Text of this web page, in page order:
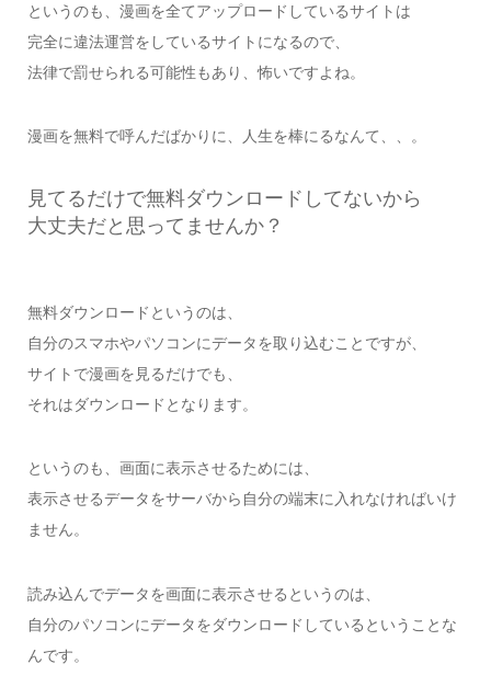
というのも、漫画を全てアップロードしているサイトは
完全に違法運営をしているサイトになるので、
法律で罰せられる可能性もあり、怖いですよね。
漫画を無料で呼んだばかりに、人生を棒にるなんて、、。
見てるだけで無料ダウンロードしてないから
大丈夫だと思ってませんか？
無料ダウンロードというのは、
自分のスマホやパソコンにデータを取り込むことですが、
サイトで漫画を見るだけでも、
それはダウンロードとなります。
というのも、画面に表示させるためには、
表示させるデータをサーバから自分の端末に入れなければいけ
ません。
読み込んでデータを画面に表示させるというのは、
自分のパソコンにデータをダウンロードしているということな
んです。